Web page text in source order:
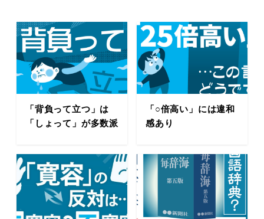
「背負って立つ」は
「しょって」が多数派
「○倍高い」には違和
感あり